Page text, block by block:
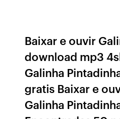
Baixar e ouvir
download mp3
Galinha
gratis Baixar e
Galinha